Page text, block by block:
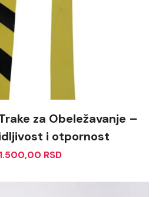
za Obeležavanje –
i otpornost
1.500,00 RSD